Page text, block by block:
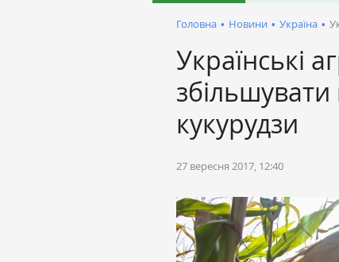
Головна • Новини • Україна •
Українські
кукурудзи
27 вересня 2017, 12:40